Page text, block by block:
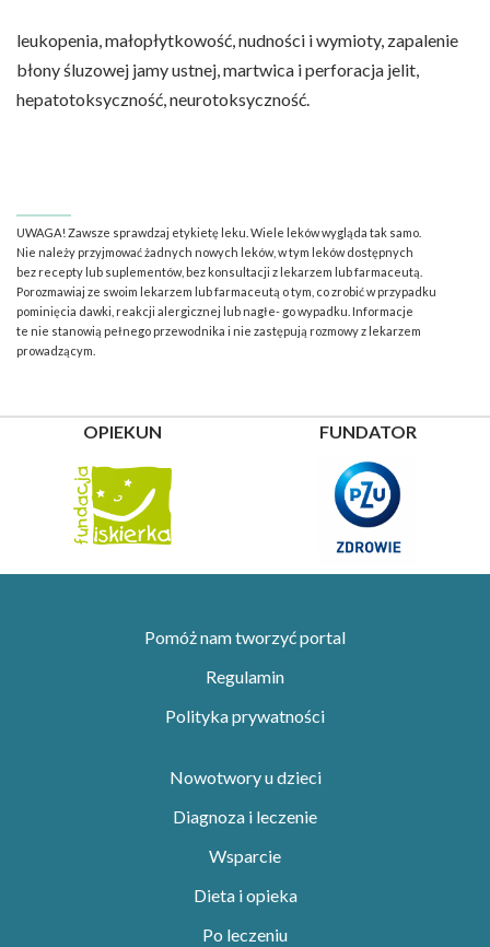
leukopenia, małopłytkowość, nudności i wymioty, zapalenie
błony śluzowej jamy ustnej, martwica i perforacja jelit,
hepatotoksyczność, neurotoksyczność.
UWAGA! Zawsze sprawdzaj etykietę leku. Wiele leków wygląda tak samo.
Nie należy przyjmować żadnych nowych leków, w tym leków dostępnych
bez recepty lub suplementów, bez konsultacji z lekarzem lub farmaceutą.
Porozmawiaj ze swoim lekarzem lub farmaceutą o tym, co zrobić w przypadku
pominięcia dawki, reakcji alergicznej lub nagłe- go wypadku. Informacje
te nie stanowią pełnego przewodnika i nie zastępują rozmowy z lekarzem
prowadzącym.
OPIEKUN FUNDATOR
Pomóż nam tworzyć portal
Regulamin
Polityka prywatności
Nowotwory u dzieci
Diagnoza i leczenie
Wsparcie
Dieta i opieka
Po leczeniu